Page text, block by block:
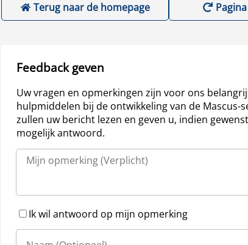
Terug naar de homepage
Feedback geven
Uw vragen en opmerkingen zijn voor ons
hulpmiddelen bij de ontwikkeling van de Mascus-
zullen uw bericht lezen en geven u, indien
mogelijk antwoord.
Ik wil antwoord op mijn opmerking